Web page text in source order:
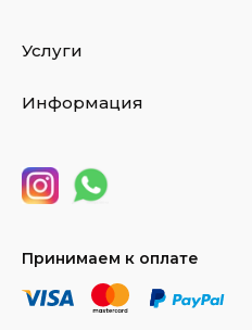
Услуги
Информация
Принимаем к оплате